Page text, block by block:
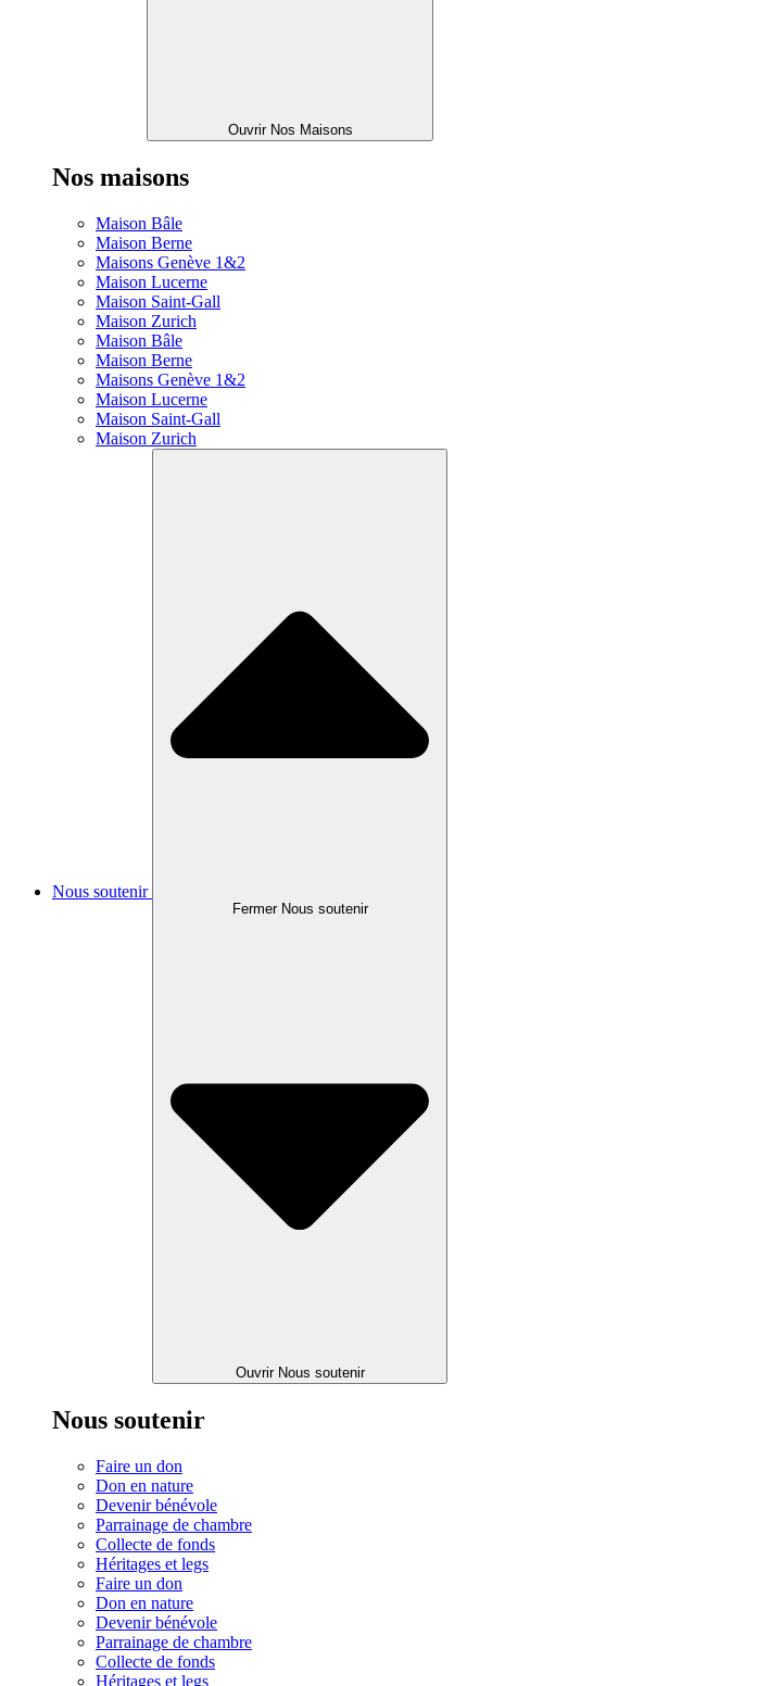
Ouvrir Nos Maisons
Nos maisons
Maison Bâle
Maison Berne
Maisons Genève 1&2
Maison Lucerne
Maison Saint-Gall
Maison Zurich
Maison Bâle
Maison Berne
Maisons Genève 1&2
Maison Lucerne
Maison Saint-Gall
Maison Zurich
Nous soutenir
Fermer Nous soutenir
Ouvrir Nous soutenir
Nous soutenir
Faire un don
Don en nature
Devenir bénévole
Parrainage de chambre
Collecte de fonds
Héritages et legs
Faire un don
Don en nature
Devenir bénévole
Parrainage de chambre
Collecte de fonds
Héritages et legs